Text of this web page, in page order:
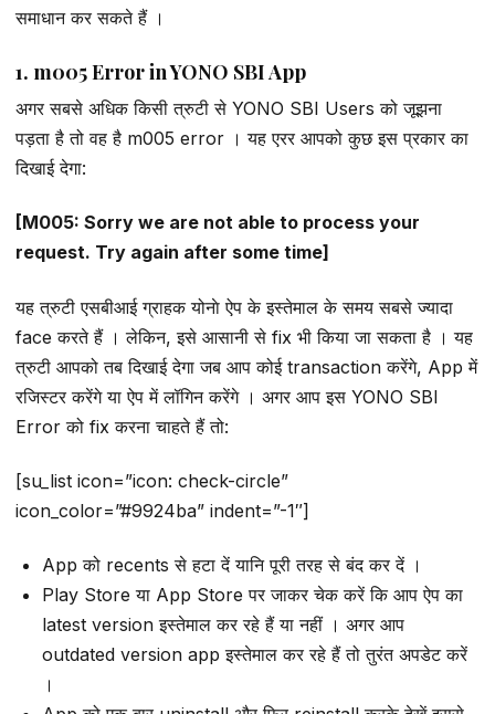
समाधान कर सकते हैं ।
1. m005 Error in YONO SBI App
अगर सबसे अधिक किसी त्रुटी से YONO SBI Users को जूझना
पड़ता है तो वह है m005 error । यह एरर आपको कुछ इस प्रकार का
दिखाई देगा:
[M005: Sorry we are not able to process your
request. Try again after some time]
यह त्रुटी एसबीआई ग्राहक योनाे ऐप के इस्तेमाल के समय सबसे ज्यादा
face करते हैं । लेकिन, इसे आसानी से fix भी किया जा सकता है । यह
त्रुटी आपको तब दिखाई देगा जब आप कोई transaction करेंगे, App में
रजिस्टर करेंगे या ऐप में लॉगिन करेंगे । अगर आप इस YONO SBI
Error को fix करना चाहते हैं तो:
[su_list icon=”icon: check-circle”
icon_color=”#9924ba” indent=”-1″]
App को recents से हटा दें यानि पूरी तरह से बंद कर दें ।
Play Store या App Store पर जाकर चेक करें कि आप ऐप का
latest version इस्तेमाल कर रहे हैं या नहीं । अगर आप
outdated version app इस्तेमाल कर रहे हैं तो तुरंत अपडेट करें
।